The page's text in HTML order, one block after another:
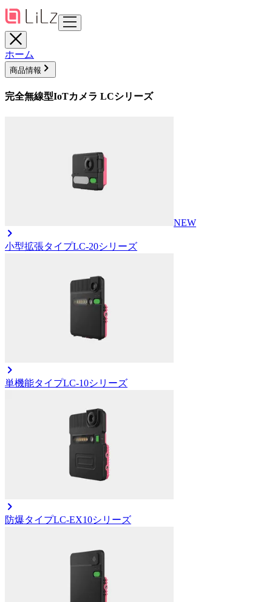
ホーム
商品情報
完全無線型IoTカメラ LCシリーズ
NEW
小型拡張タイプLC-20シリーズ
単機能タイプLC-10シリーズ
防爆タイプLC-EX10シリーズ